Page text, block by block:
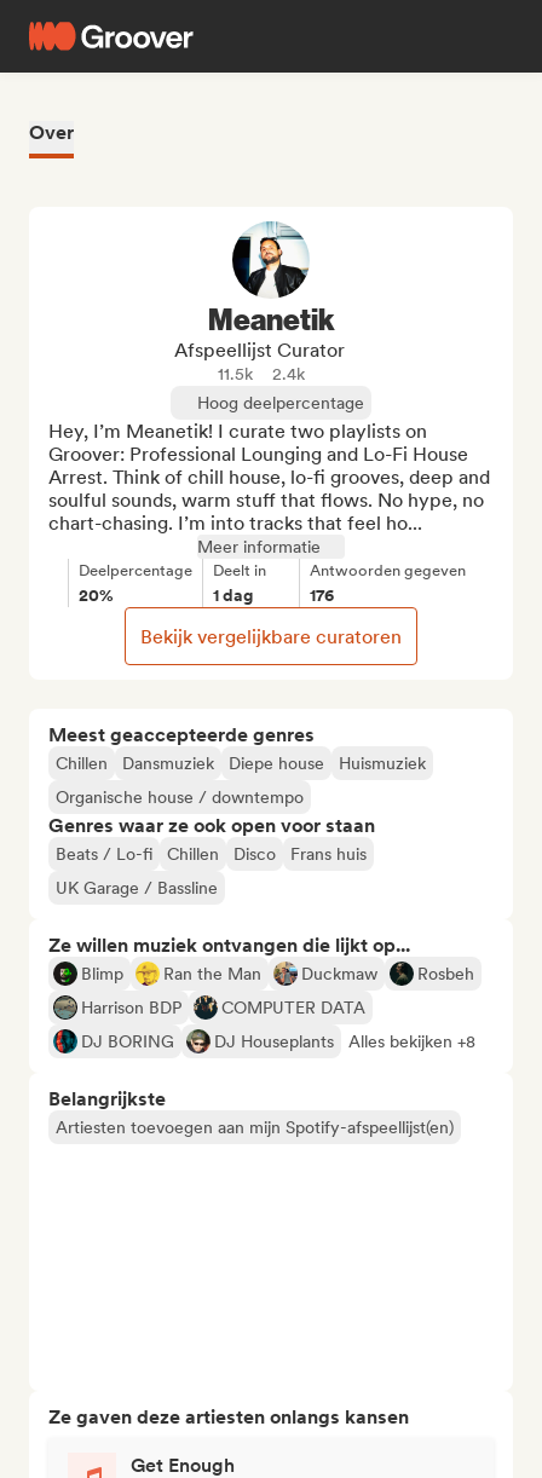
Over
Meest geaccepteerde genres
Chillen Dansmuziek Diepe house
Huismuziek
Organische house / downtempo
Genres waar ze ook open voor staan
Beats / Lo-fi Chillen Disco
Frans huis
UK Garage / Bassline
Ze willen muziek ontvangen die lijkt op...
Blimp Ran the Man Duckmaw
Rosbeh
Harrison BDP
COMPUTER DATA
DJ BORING
DJ Houseplants Alles bekijken +8
Belangrijkste
Artiesten toevoegen aan mijn Spotify-afspeellijst(en)
Ze gaven deze artiesten onlangs kansen
Get Enough
Meanetik
Afspeellijst Curator
11.5k
2.4k
Hoog deelpercentage
Hey, I’m Meanetik! I curate two playlists on
Groover: Professional Lounging and Lo-Fi House
Arrest. Think of chill house, lo-fi grooves, deep and
soulful sounds, warm stuff that flows. No hype, no
chart-chasing. I’m into tracks that feel ho...
Meer informatie
Deelpercentage
20%
Deelt in
1 dag
Antwoorden gegeven
176
Bekijk vergelijkbare curatoren